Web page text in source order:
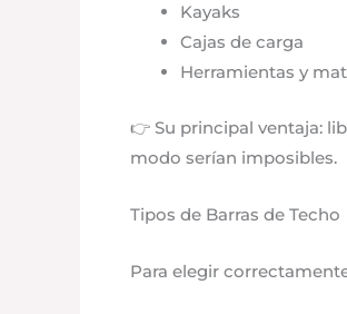
Kayaks
Cajas de carga
Herramientas y
👉 Su principal ventaja:
modo serían imposibles.
Tipos de Barras de Techo
Para elegir